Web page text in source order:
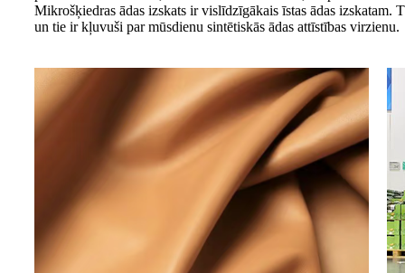
Mikrošķiedras ādas izskats ir vislīdzīgākais īstas ādas izskatam.
un tie ir kļuvuši par mūsdienu sintētiskās ādas attīstības virzienu.